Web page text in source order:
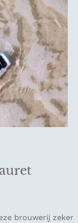
brouwerij zeker